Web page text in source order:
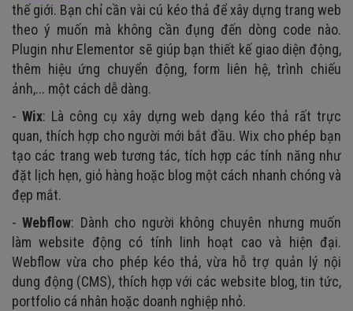
thế giới. Bạn chỉ cần vài cú kéo thả để xây dựng trang web
theo ý muốn mà không cần đụng đến dòng code nào.
Plugin như Elementor sẽ giúp bạn thiết kế giao diện động,
thêm hiệu ứng chuyển động, form liên hệ, trình chiếu
ảnh,... một cách dễ dàng.
- Wix: Là công cụ xây dựng web dạng kéo thả rất trực
quan, thích hợp cho người mới bắt đầu. Wix cho phép bạn
tạo các trang web tương tác, tích hợp các tính năng như
đặt lịch hẹn, giỏ hàng hoặc blog một cách nhanh chóng và
đẹp mắt.
-Webflow: Dành cho người không chuyên nhưng muốn
làm website động có tính linh hoạt cao và hiện đại.
Webflow vừa cho phép kéo thả, vừa hỗ trợ quản lý nội
dung động (CMS), thích hợp với các website blog, tin tức,
portfolio cá nhân hoặc doanh nghiệp nhỏ.